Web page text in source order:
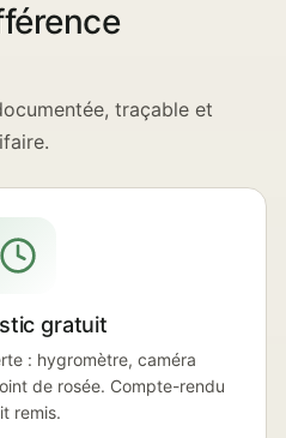
traçable et
gratuit
: hygromètre, caméra
de rosée. Compte-rendu
remis.